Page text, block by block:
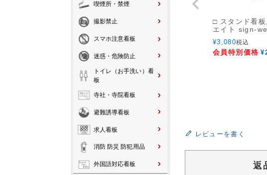
喫煙所・禁煙
撮影禁止
スマホ注意看板
迷惑・危険防止
トイレ（お手洗い）看
板
寺社・寺院看板
避難誘導看板
求人看板
消防 防災 防犯用品
外国語対応看板
□ スタンド看
エイト sign-
¥3,080税込
会員特別価格 ¥
レビューを書く
返